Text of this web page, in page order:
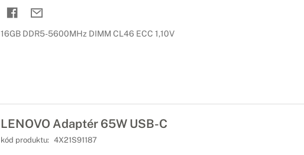
16GB DDR5-5600MHz DIMM CL46 ECC 1,10V
LENOVO Adaptér 65W USB-C
kód produktu: 4X21S91187